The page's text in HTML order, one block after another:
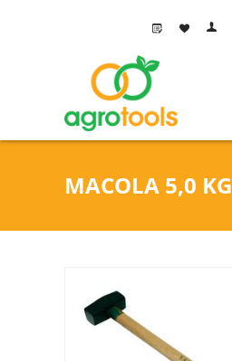
MACOLA 5,0 KG